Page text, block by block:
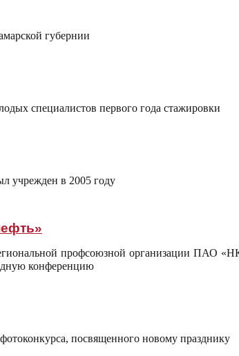
губернии
специалистов первого года стажировки
учрежден в 2005 году
профсоюзной организации ПАО
конференцию
посвященного новому празднику